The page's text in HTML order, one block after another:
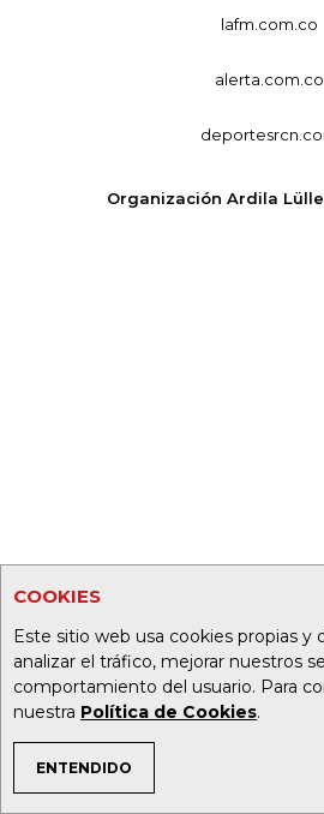
COOKIES
Este sitio web usa cookies propias y
analizar el tráfico, mejorar nuestros
comportamiento del usuario. Para
nuestra Política de Cookies.
ENTENDIDO
TEMAS DE INTERÉS
lafm.com.co
alerta.com.co
Organización Ardila